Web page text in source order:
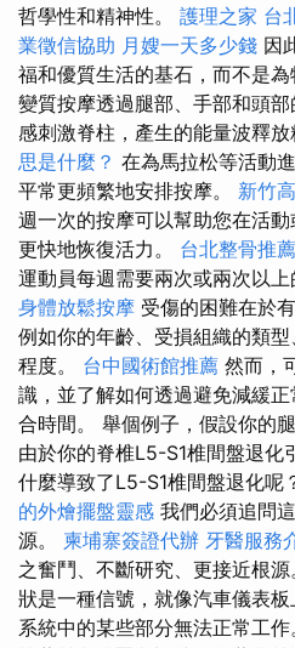
哲學性和精神性。 護理之家 台
業徵信協助 月嫂一天多少錢 因
福和優質生活的基石，而不是為
變質按摩透過腿部、手部和頭
感刺激脊柱，產生的能量波釋放
思是什麼？ 在為馬拉松等活動
平常更頻繁地安排按摩。 新竹
週一次的按摩可以幫助您在活
更快地恢復活力。 台北整骨推薦
運動員每週需要兩次或兩次以上
身體放鬆按摩 受傷的困難在於
例如你的年齡、受損組織的類
程度。 台中國術館推薦 然而，
識，並了解如何透過避免減緩
合時間。 舉個例子，假設你的
由於你的脊椎L5-S1椎間盤退
什麼導致了L5-S1椎間盤退化呢
的外燴擺盤靈感 我們必須追問
源。 柬埔寨簽證代辦 牙醫服務
之奮鬥、不斷研究、更接近根源
狀是一種信號，就像汽車儀表
系統中的某些部分無法正常工作